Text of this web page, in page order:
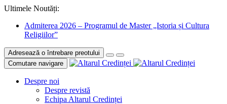
Ultimele Noutăți:
Admiterea 2026 – Programul de Master „Istoria și Cultura
Religiilor”
Adresează o întrebare preotului
Comutare navigare
Despre noi
Despre revistă
Echipa Altarul Credinței